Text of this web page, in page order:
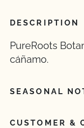
DESCRIPTION
PureRoots
cáñamo.
SEASONAL
CUSTOMER &